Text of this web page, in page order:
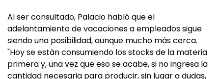
Al ser consultado, Palacio habló que el
adelantamiento de vacaciones a empleados sigue
siendo una posibilidad, aunque mucho más cerca.
"Hoy se están consumiendo los stocks de la materia
primera y, una vez que eso se acabe, si no ingresa la
cantidad necesaria para producir, sin lugar a dudas,